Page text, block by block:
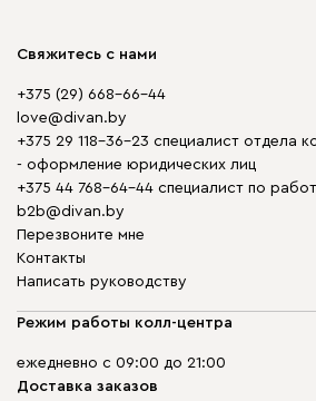
Свяжитесь с нами
+375 (29) 668-66-44
love@divan.by
+375 29 118-36-23 специалист отдела
- оформление юридических лиц
+375 44 768-64-44 специалист по
b2b@divan.by
Перезвоните мне
Контакты
Написать руководству
Режим работы колл-центра
ежедневно с 09:00 до 21:00
Доставка заказов